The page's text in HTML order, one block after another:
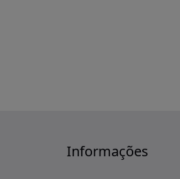
Informações